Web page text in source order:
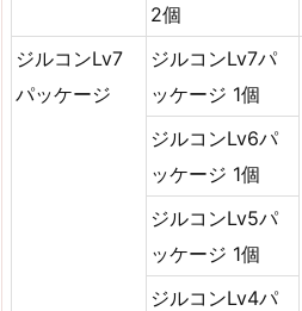
2個
ジルコンLv7
パッケージ
ジルコンLv7パ
ッケージ 1個
ジルコンLv6パ
ッケージ 1個
ジルコンLv5パ
ッケージ 1個
ジルコンLv4パ